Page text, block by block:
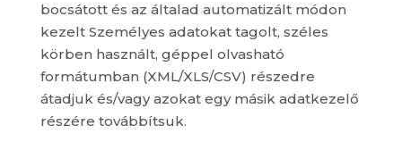
bocsátott és az általad automatizált módon
kezelt Személyes adatokat tagolt, széles
körben használt, géppel olvasható
formátumban (XML/XLS/CSV) részedre
átadjuk és/vagy azokat egy másik adatkezelő
részére továbbítsuk.